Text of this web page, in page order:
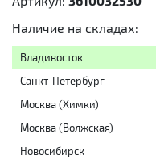
Наличие на складах:
Владивосток
Санкт-Петербург
Москва (Химки)
Москва (Волжская)
Новосибирск